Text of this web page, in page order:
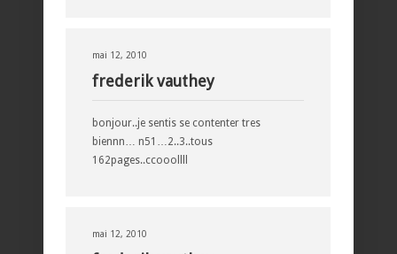
mai 12, 2010
frederik vauthey
bonjour..je sentis se contenter tres
biennn… n51…2..3..tous
162pages..ccooollll
mai 12, 2010